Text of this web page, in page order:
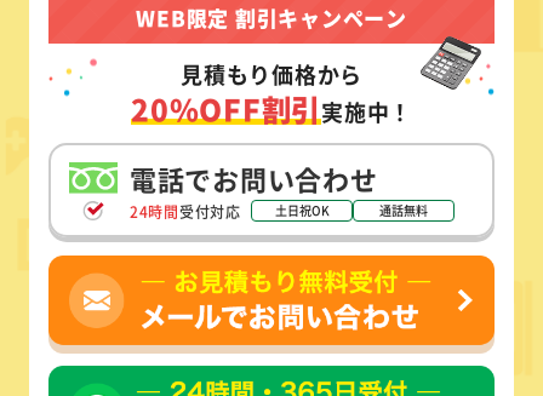
WEB限定 割引キャンペーン
見積もり価格から
20%OFF割引実施中！
電話でお問い合わせ
24時間受付対応 土日祝OK 通話無料